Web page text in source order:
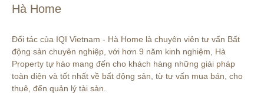
Hà Home
Đối tác của IQI Vietnam - Hà Home là chuyên viên tư vấn Bất
động sản chuyên nghiệp, với hơn 9 năm kinh nghiệm, Hà
Property tự hào mang đến cho khách hàng những giải pháp
toàn diện và tốt nhất về bất động sản, từ tư vấn mua bán, cho
thuê, đến quản lý tài sản.